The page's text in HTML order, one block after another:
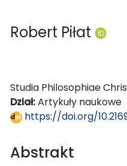
Robert Piłat
Studia Philosophiae
Dział:Artykuły naukowe
https://doi.org/
Abstrakt